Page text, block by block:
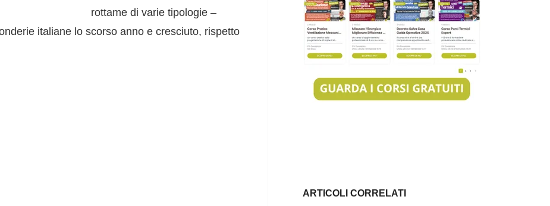
rottame di varie tipologie –
italiane lo scorso anno e cresciuto, rispetto
ARTICOLI CORRELATI